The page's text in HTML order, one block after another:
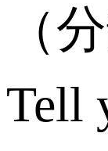
（
Tell